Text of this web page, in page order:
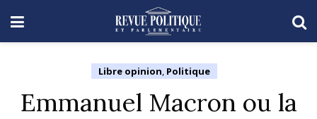
Libre opinion, Politique
Emmanuel Macron ou la